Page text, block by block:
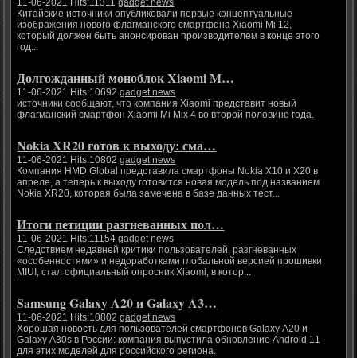
11-06-2021 Hits:11311gadget news
Китайские источники опубликовали первые концептуальные
изображения нового флагманского смартфона Xiaomi Mi 12,
который должен быть анонсирован производителем в конце этого
год...
Долгожданный моноблок Xiaomi M…
11-06-2021 Hits:10692gadget news
источники сообщают, что компания Xiaomi представит новый
флагманский смартфон Xiaomi Mi Mix 4 во второй половине года.
Nokia XR20 готов к выходу: сма…
11-06-2021 Hits:10802gadget news
Компания HMD Global представила смартфоны Nokia X10 и X20 в
апреле, а теперь к выходу готовится новая модель под названием
Nokia XR20, которая была замечена в базе данных тест...
Итоги петиции разгневанных пол…
11-06-2021 Hits:11154gadget news
Следствием недавней критики пользователей, разгневанных
«особенностями» и недоработками глобальной версией прошивки
MIUI, стал официальный опросник Xiaomi, в котор...
Samsung Galaxy A20 и Galaxy A3…
11-06-2021 Hits:10802gadget news
Хорошая новость для пользователей смартфонов Galaxy A20 и
Galaxy A30s в России: компания выпустила обновление Android 11
для этих моделей для российского региона.